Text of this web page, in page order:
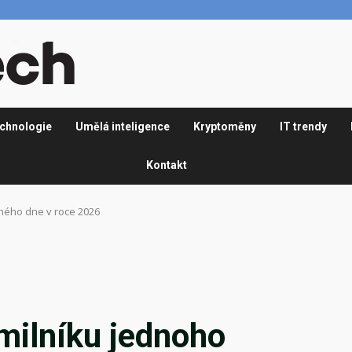
Umělá inteligence Kryptoměny IT trendy
Kontakt
dne v roce 2026
jednoho